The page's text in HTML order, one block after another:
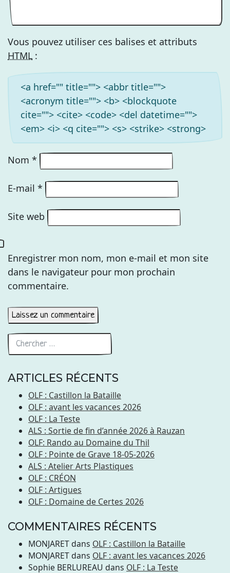
Vous pouvez utiliser ces balises et attributs
HTML :
<a href="" title=""> <abbr title="">
<acronym title=""> <b> <blockquote
cite=""> <cite> <code> <del datetime="">
<em> <i> <q cite=""> <s> <strike> <strong>
Nom *
E-mail *
Site web
Enregistrer mon nom, mon e-mail et mon site
dans le navigateur pour mon prochain
commentaire.
ARTICLES RÉCENTS
OLF : Castillon la Bataille
OLF : avant les vacances 2026
OLF : La Teste
ALS : Sortie de fin d’année 2026 à Rauzan
OLF: Rando au Domaine du Thil
OLF : Pointe de Grave 18-05-2026
ALS : Atelier Arts Plastiques
OLF : CRÉON
OLF : Artigues
OLF : Domaine de Certes 2026
COMMENTAIRES RÉCENTS
MONJARETdans OLF : Castillon la Bataille
MONJARETdans OLF : avant les vacances 2026
Sophie BERLUREAU dans OLF : La Teste